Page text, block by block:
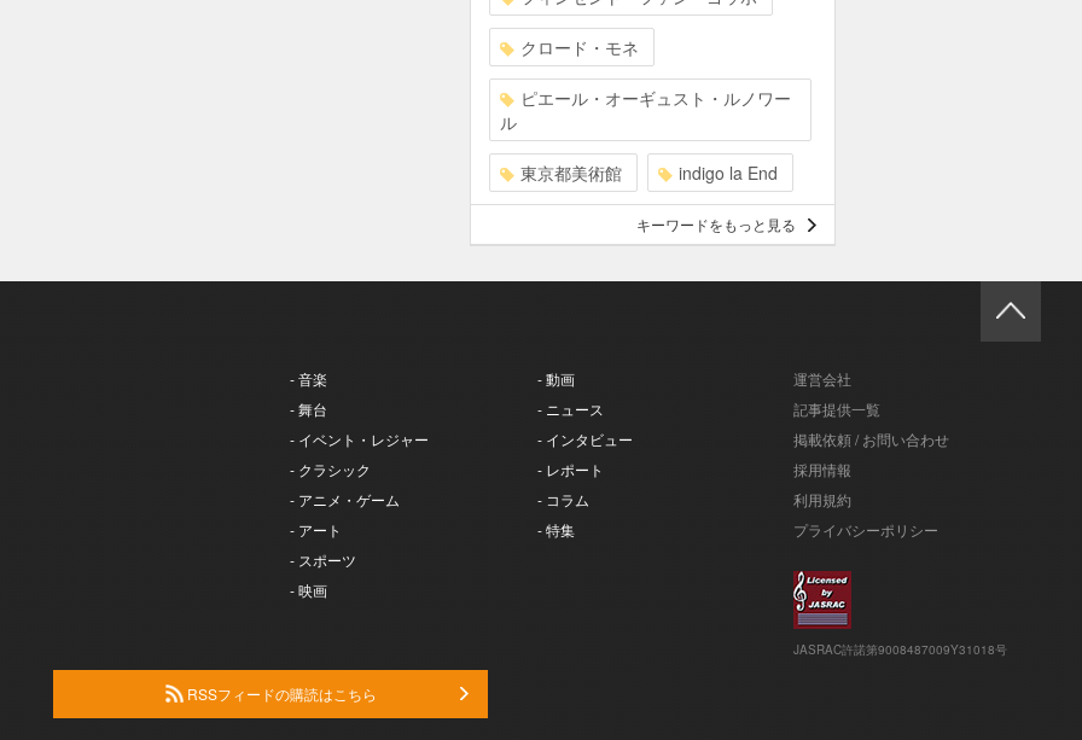
クロード・モネ
ピエール・オーギュスト・ルノワー
ル
東京都美術館 indigo la End
キーワードをもっと見る
- 音楽
- 舞台
- イベント・レジャー
- クラシック
- アニメ・ゲーム
- アート
- スポーツ
- 映画
- 動画
- ニュース
- インタビュー
- レポート
- コラム
- 特集
運営会社
記事提供一覧
掲載依頼 / お問い合わせ
採用情報
利用規約
プライバシーポリシー
JASRAC許諾第9008487009Y31018号
RSSフィードの購読はこちら